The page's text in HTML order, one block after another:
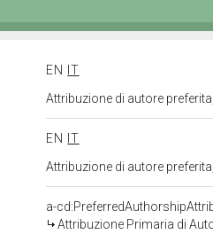
EN
IT
Attribuzione di autore
EN
IT
Attribuzione di autore
a-
Attribuzione Primaria di